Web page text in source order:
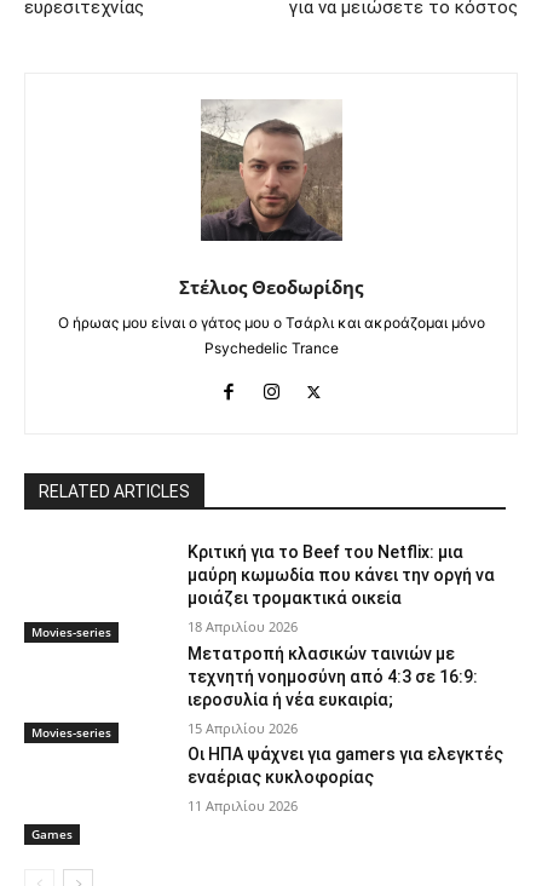
ευρεσιτεχνίας για να μειώσετε το κόστος
Στέλιος Θεοδωρίδης
Ο ήρωας μου είναι ο γάτος μου ο Τσάρλι και ακροάζομαι μόνο
Psychedelic Trance
RELATED ARTICLES
Movies-series
Κριτική για το Beef του Netflix: μια
μαύρη κωμωδία που κάνει την οργή να
μοιάζει τρομακτικά οικεία
18 Απριλίου 2026
Movies-series
Μετατροπή κλασικών ταινιών με
τεχνητή νοημοσύνη από 4:3 σε 16:9:
ιεροσυλία ή νέα ευκαιρία;
15 Απριλίου 2026
Games
Οι ΗΠΑ ψάχνει για gamers για ελεγκτές
εναέριας κυκλοφορίας
11 Απριλίου 2026